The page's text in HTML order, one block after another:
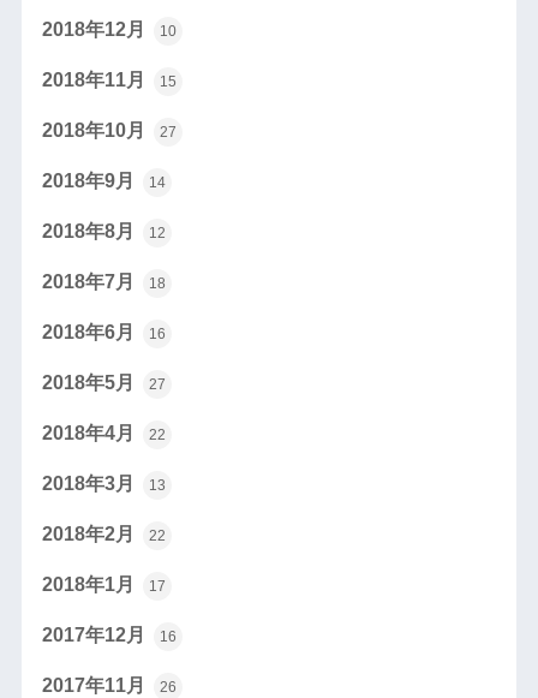
2018年12月 10
2018年11月 15
2018年10月 27
2018年9月 14
2018年8月 12
2018年7月 18
2018年6月 16
2018年5月 27
2018年4月 22
2018年3月 13
2018年2月 22
2018年1月 17
2017年12月 16
2017年11月 26